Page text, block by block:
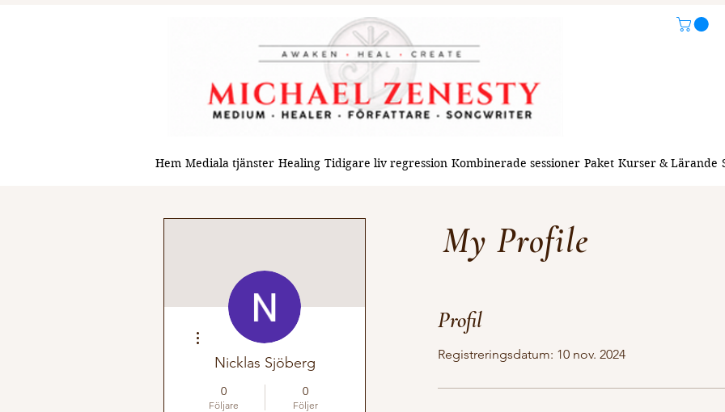
Hem Mediala tjänster Healing Tidigare liv regression Kombinerade sessioner Paket Kurser & Lärande
My Profile
Profil
Registreringsdatum: 10 nov. 2024
Nicklas Sjöberg
0
Följare
0
Följer
Fler åtgärder